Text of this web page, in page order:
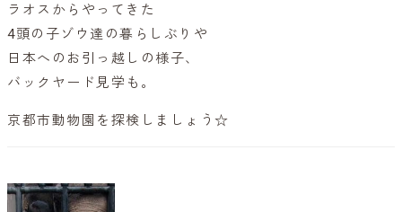
ラオスからやってきた
4頭の子ゾウ達の暮らしぶりや
日本へのお引っ越しの様子、
バックヤード見学も。
京都市動物園を探検しましょう☆